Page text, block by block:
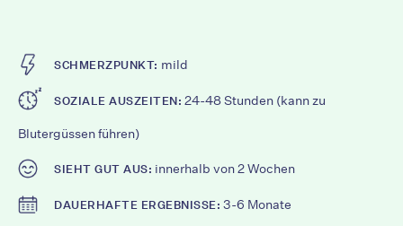
SCHMERZPUNKT: mild
SOZIALE AUSZEITEN: 24-48 Stunden (kann zu
Blutergüssen führen)
SIEHT GUT AUS: innerhalb von 2 Wochen
DAUERHAFTE ERGEBNISSE: 3-6 Monate